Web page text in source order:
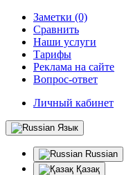
Заметки (0)
Сравнить
Наши услуги
Тарифы
Реклама на сайте
Вопрос-ответ
Личный кабинет
Язык
Russian
Қазақ